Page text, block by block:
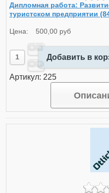
Дипломная работа:
туристском предприятии
Цена: 500,00 руб
Добавить в
Артикул: 225